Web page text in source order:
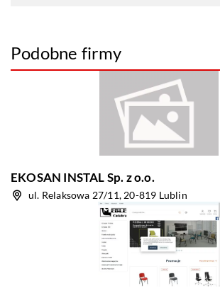
Podobne firmy
EKOSAN INSTAL Sp. z o.o.
ul. Relaksowa 27/11, 20-819 Lublin